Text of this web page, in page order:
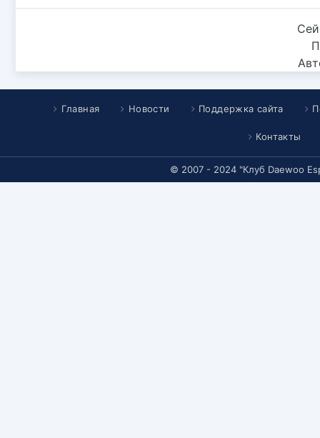
Главная Новости Поддержка сайта
Контакты
© 2007 - 2024 "Клуб Daewoo